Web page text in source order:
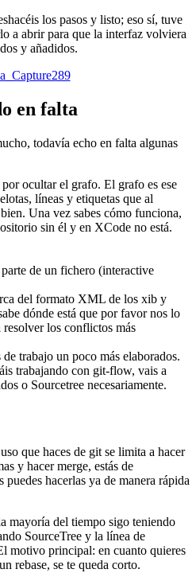
los pasos y listo; eso sí, tuve
a abrir para que la interfaz volviera
y añadidos.
en falta
todavía echo en falta algunas
ocultar el grafo. El grafo es ese
líneas y etiquetas que al
Una vez sabes cómo funciona,
sin él y en XCode no está.
de un fichero (interactive
del formato XML de los xib y
dónde está que por favor nos lo
los conflictos más
trabajo un poco más elaborados.
trabajando con git-flow, vais a
o Sourcetree necesariamente.
que haces de git se limita a hacer
y hacer merge, estás de
puedes hacerlas ya de manera rápida
mayoría del tiempo sigo teniendo
SourceTree y la línea de
motivo principal: en cuanto quieres
rebase, se te queda corto.